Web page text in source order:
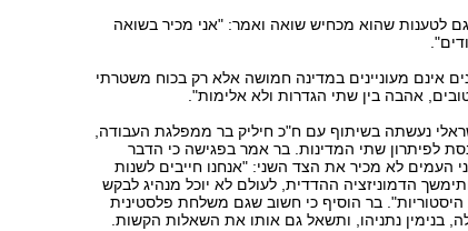
לטענות שהוא מכחיש שואה ואמר: "אני מכיר בשואה
אינם מעוניינים במדינה חמושה אלא רק בכוח משטרתי
אהבה בין שתי הגדרות ולא אלימות".
נעשתה בשיתוף עם ח"כ חיליק בר ממפלגת העבודה,
לפיתרון שתי המדינות. בר אמר בפגישה כי הדבר
לא מכיר את הצד השני: "אנחנו חייבים לשנות
הדמוניזציה ההדדית, לעולם לא יוכל מנהיג לבקש
בר הוסיף כי חשוב שגם משלחת פלסטינית
בנימין נתניהו, ותשאל גם אותו את השאלות הקשות.